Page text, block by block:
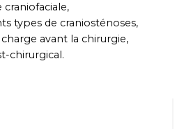
craniofaciale,
types de craniosténoses,
avant la chirurgie,
chirurgical.